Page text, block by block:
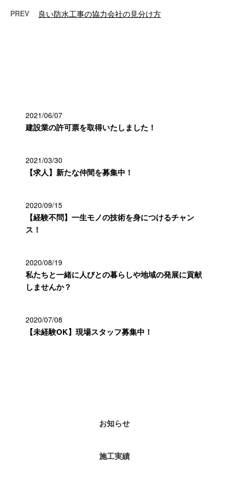
PREV 良い防水工事の協力会社の見分け方
2021/06/07
建設業の許可票を取得いたしました！
2021/03/30
【求人】新たな仲間を募集中！
2020/09/15
【経験不問】一生モノの技術を身につけるチャン
ス！
2020/08/19
私たちと一緒に人びとの暮らしや地域の発展に貢献
しませんか？
2020/07/08
【未経験OK】現場スタッフ募集中！
お知らせ
施工実績